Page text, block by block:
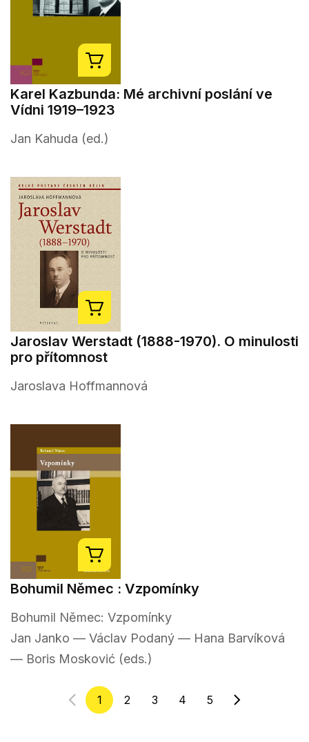
Karel Kazbunda: Mé archivní poslání ve
Vídni 1919–1923
Jan Kahuda (ed.)
Jaroslav Werstadt (1888-1970). O minulosti
pro přítomnost
Jaroslava Hoffmannová
Bohumil Němec : Vzpomínky
Bohumil Němec: Vzpomínky
Jan Janko — Václav Podaný — Hana Barvíková
— Boris Mosković (eds.)
1 2 3 4 5